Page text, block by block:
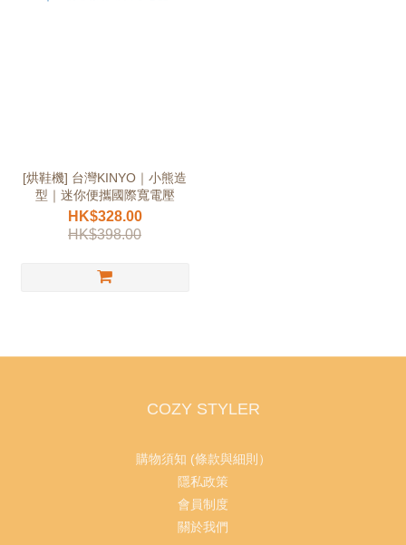
[烘鞋機] 台灣KINYO｜小熊造
型｜迷你便攜國際寬電壓
HK$328.00
HK$398.00
COZY STYLER
購物須知 (條款與細則）
隱私政策
會員制度
關於我們